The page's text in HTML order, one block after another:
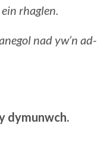
rhaglen.
nad yw’n ad-
dymunwch.